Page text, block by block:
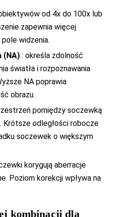
od 4x do 100x lub
zapewnia więcej
widzenia.
(NA) : określa zdolność
światła i rozpoznawania
NA poprawia
obrazu.
pomiędzy soczewką
Krótsze odległości robocze
soczewek o większym
korygują aberracje
Poziom korekcji wpływa na
kombinacji dla